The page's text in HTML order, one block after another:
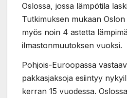
Oslossa, jossa lämpötila
Tutkimuksen mukaan
myös noin 4 astetta
ilmastonmuutoksen vuoksi.
Pohjois-Euroopassa
pakkasjaksoja esiintyy
kerran 15 vuodessa.